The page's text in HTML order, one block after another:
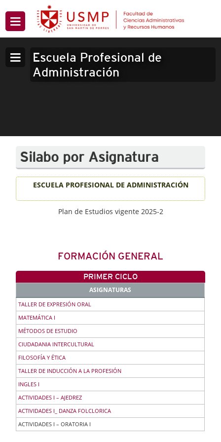
Escuela Profesional de
Administración
Silabo por Asignatura
ESCUELA PROFESIONAL DE ADMINISTRACIÓN
Plan de Estudios vigente 2025-2
FORMACIÓN GENERAL
PRIMER CICLO
ASIGNATURAS
TALLER DE EXPRESIÓN ORAL
MATEMÁTICA I
MÉTODOS DE ESTUDIO
CIUDADANIA INTERCULTURAL
FILOSOFÍA Y ÉTICA
TALLER DE INDUCCIÓN A LA PROFESIÓN
INGLES I
ACTIVIDADES I – AJEDREZ
ACTIVIDADES I_ DANZA FOLCLORICA
ACTIVIDADES I – ORATORIA I